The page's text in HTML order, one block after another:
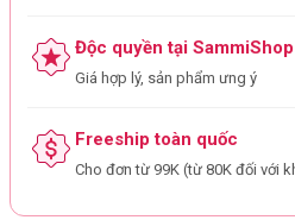
Độc quyền tại SammiShop
Giá hợp lý, sản phẩm ưng ý
Freeship toàn quốc
Cho đơn từ 99K (từ 80K đối với